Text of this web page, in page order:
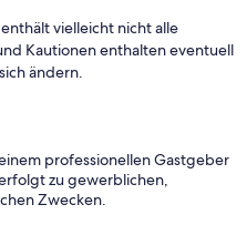
vielleicht nicht alle
Kautionen enthalten eventuell
ändern.
professionellen Gastgeber
zu gewerblichen,
Zwecken.